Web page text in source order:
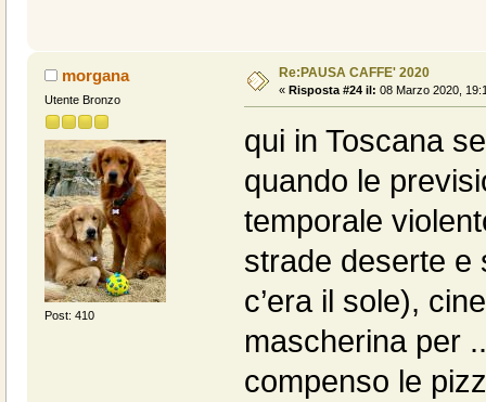
morgana
Utente Bronzo
Post: 410
Re:PAUSA CAFFE' 2020
« Risposta #24 il: 08 Marzo 2020,
qui in Toscana
quando le
temporale
strade deserte e
c’era il sole),
mascherina per
compenso le